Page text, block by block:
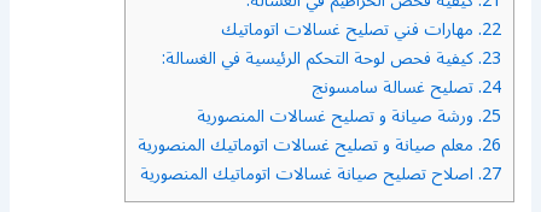
22. مهارات فني تصليح غسالات اتوماتيك
23. كيفية فحص لوحة التحكم الرئيسية في الغسالة:
24. تصليح غسالة سامسونج
25. ورشة صيانة و تصليح غسالات المنصورية
26. معلم صيانة و تصليح غسالات اتوماتيك المنصورية
27. اصلاح تصليح صيانة غسالات اتوماتيك المنصورية